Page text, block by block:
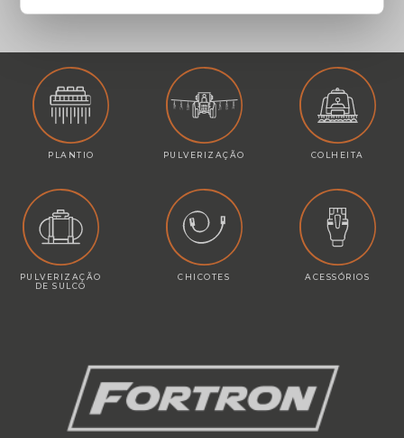
PLANTIO PULVERIZAÇÃO COLHEITA
PULVERIZAÇÃO
DE SULCO
CHICOTES ACESSÓRIOS